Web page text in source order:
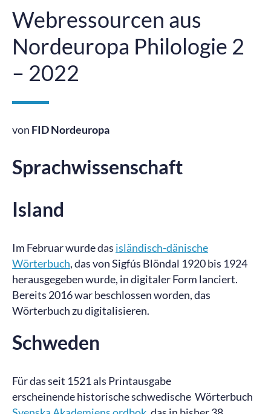
Webressourcen aus
Nordeuropa Philologie 2
– 2022
von FID Nordeuropa
Sprachwissenschaft
Island
Im Februar wurde das isländisch-dänische
Wörterbuch, das von Sigfús Blöndal 1920 bis 1924
herausgegeben wurde, in digitaler Form lanciert.
Bereits 2016 war beschlossen worden, das
Wörterbuch zu digitalisieren.
Schweden
Für das seit 1521 als Printausgabe
erscheinende historische schwedische Wörterbuch